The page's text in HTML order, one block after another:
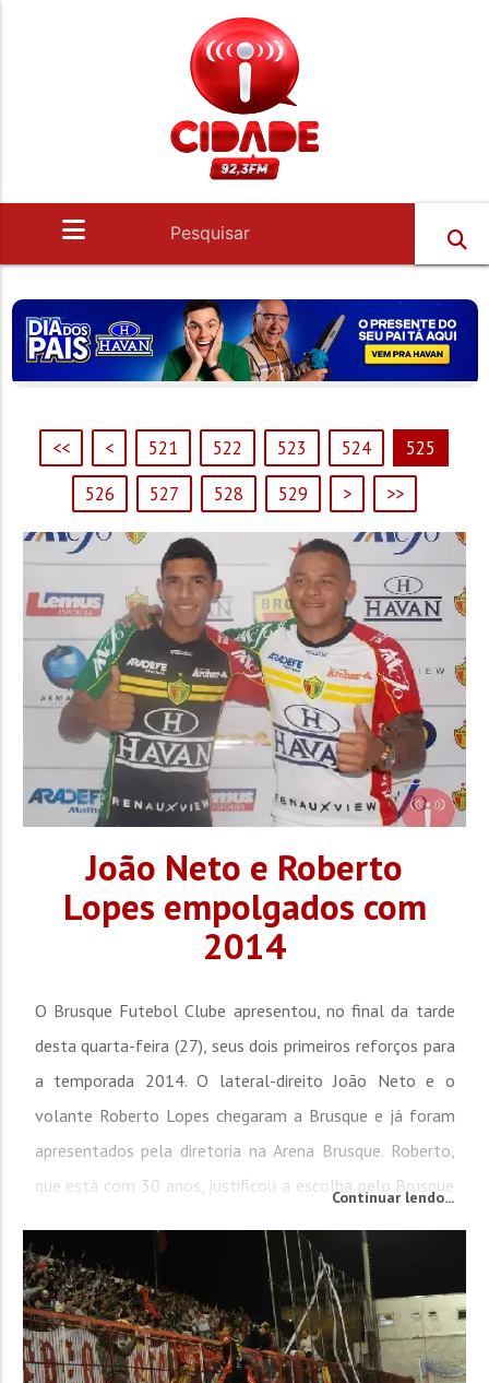
<< < 521 522 523 524
525
526
527 528 529 > >>
João Neto e Roberto
Lopes empolgados com
2014
O Brusque Futebol Clube apresentou, no final da tarde
desta quarta-feira (27), seus dois primeiros reforços para
a temporada 2014. O lateral-direito João Neto e o
volante Roberto Lopes chegaram a Brusque e já foram
apresentados pela diretoria na Arena Brusque. Roberto,
que está com 30 anos, justificou a escolha pelo Brusque
que se tornou um dos principais do país. O nosso objetivo
é sempre estar na vitrine e o Catarinense, para mim,...
Continuar lendo...